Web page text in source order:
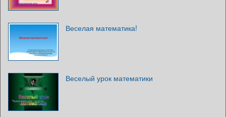
Веселая математика!
Веселый урок математики